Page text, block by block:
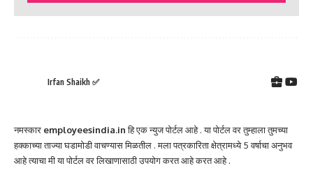
Irfan Shaikh ✅
नमस्कार employeesindia.inहि एक न्युज पोर्टल आहे . या पोर्टल वर तुम्हाला तुमच्या
हक्काच्या ताज्या घडामोडी वाचण्यास मिळतील . मला पत्रकारिता क्षेत्रामध्ये 5 वर्षाचा अनुभव
आहे त्याचा मी या पोर्टल वर लिखाणासाठी उपयोग करत आहे करत आहे .